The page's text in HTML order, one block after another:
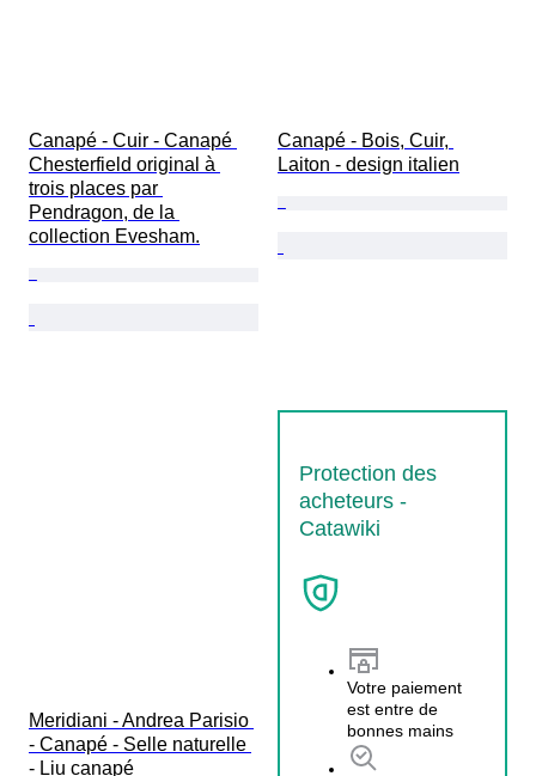
Canapé - Cuir - Canapé
Chesterfield original à
trois places par
Pendragon, de la
collection Evesham.
Canapé - Bois, Cuir,
Laiton - design italien
Meridiani - Andrea Parisio
- Canapé - Selle naturelle
- Liu canapé
Protection des
acheteurs -
Catawiki
Votre paiement
est entre de
bonnes mains